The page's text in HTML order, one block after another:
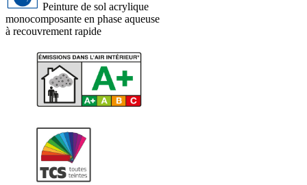
Peinture de sol acrylique
monocomposante en phase aqueuse
à recouvrement rapide